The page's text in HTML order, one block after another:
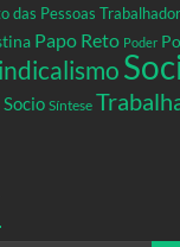
das Pessoas
Papo Reto Poder
Socio Síntese